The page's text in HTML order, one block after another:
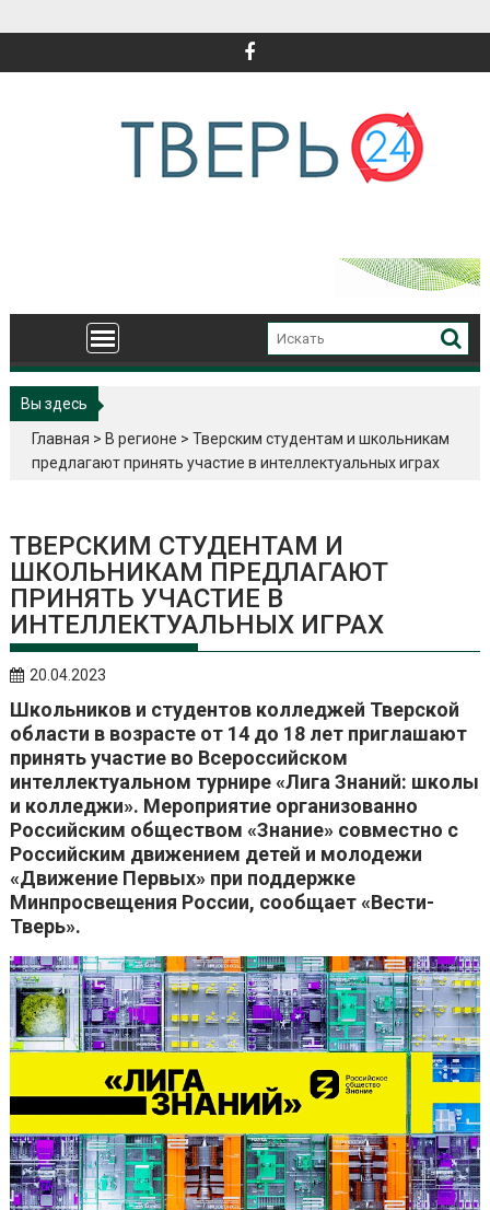
Вы здесь
Главная > В регионе >Тверским студентам и школьникам
предлагают принять участие в интеллектуальных играх
ТВЕРСКИМ СТУДЕНТАМ И
ШКОЛЬНИКАМ ПРЕДЛАГАЮТ
ПРИНЯТЬ УЧАСТИЕ В
ИНТЕЛЛЕКТУАЛЬНЫХ ИГРАХ
20.04.2023
Школьников и студентов колледжей Тверской
области в возрасте от 14 до 18 лет приглашают
принять участие во Всероссийском
интеллектуальном турнире «Лига Знаний: школы
и колледжи». Мероприятие организованно
Российским обществом «Знание» совместно с
Российским движением детей и молодежи
«Движение Первых» при поддержке
Минпросвещения России, сообщает «Вести-
Тверь».